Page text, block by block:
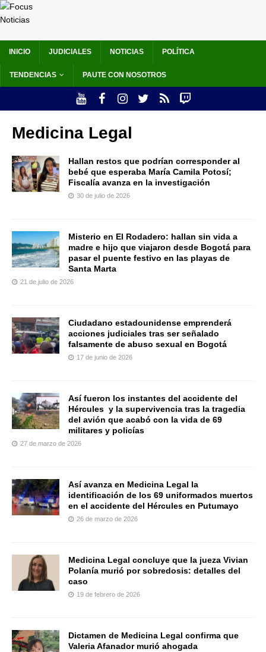
INICIO JUDICIALES NOTICIAS POLÍTICA
TENDENCIAS PAUTE CON NOSOTROS
Medicina Legal
Hallan restos que podrían corresponder al
bebé que esperaba María Camila Potosí;
Fiscalía avanza en la investigación
30 de julio de 2026
Misterio en El Rodadero: hallan sin vida a
madre e hijo que viajaron desde Bogotá para
pasar el puente festivo en las playas de
Santa Marta
21 de julio de 2026
Ciudadano estadounidense emprenderá
acciones judiciales tras ser señalado
falsamente de abuso sexual en Bogotá
17 de junio de 2026
Así fueron los instantes del accidente del
Hércules y la supervivencia tras la tragedia
del avión que acabó con la vida de 69
militares y policías
27 de marzo de 2026
Así avanza en Medicina Legal la
identificación de los 69 uniformados muertos
en el accidente del Hércules en Putumayo
26 de marzo de 2026
Medicina Legal concluye que la jueza Vivian
Polanía murió por sobredosis: detalles del
caso
19 de febrero de 2026
Dictamen de Medicina Legal confirma que
Valeria Afanador murió ahogada